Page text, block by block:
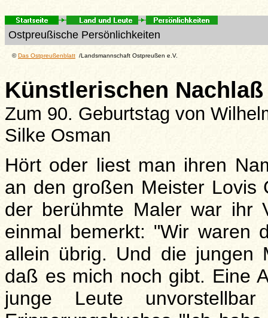
Ostpreußische Persönlichkeiten
©Das Ostpreußenblatt /Landsmannschaft Ostpreußen e.V.
Künstlerischen
Zum 90. Geburtstag von
Silke Osman
Hört oder liest man ihren
an den großen Meister Lovis
der berühmte Maler war ihr
einmal bemerkt: "Wir waren
allein übrig. Und die jungen
daß es mich noch gibt. Eine
junge Leute